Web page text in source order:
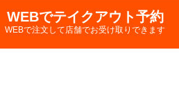
WEBでテイクアウト予約
WEBで注文して店舗でお受け取りできます